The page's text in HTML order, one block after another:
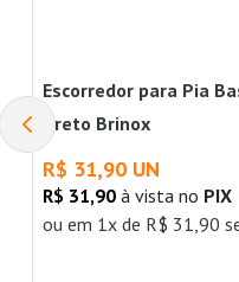
Escorredor para Pia
Preto Brinox
R$ 31,90 UN
R$ 31,90 à vista no PIX
ou em 1x de R$ 31,90